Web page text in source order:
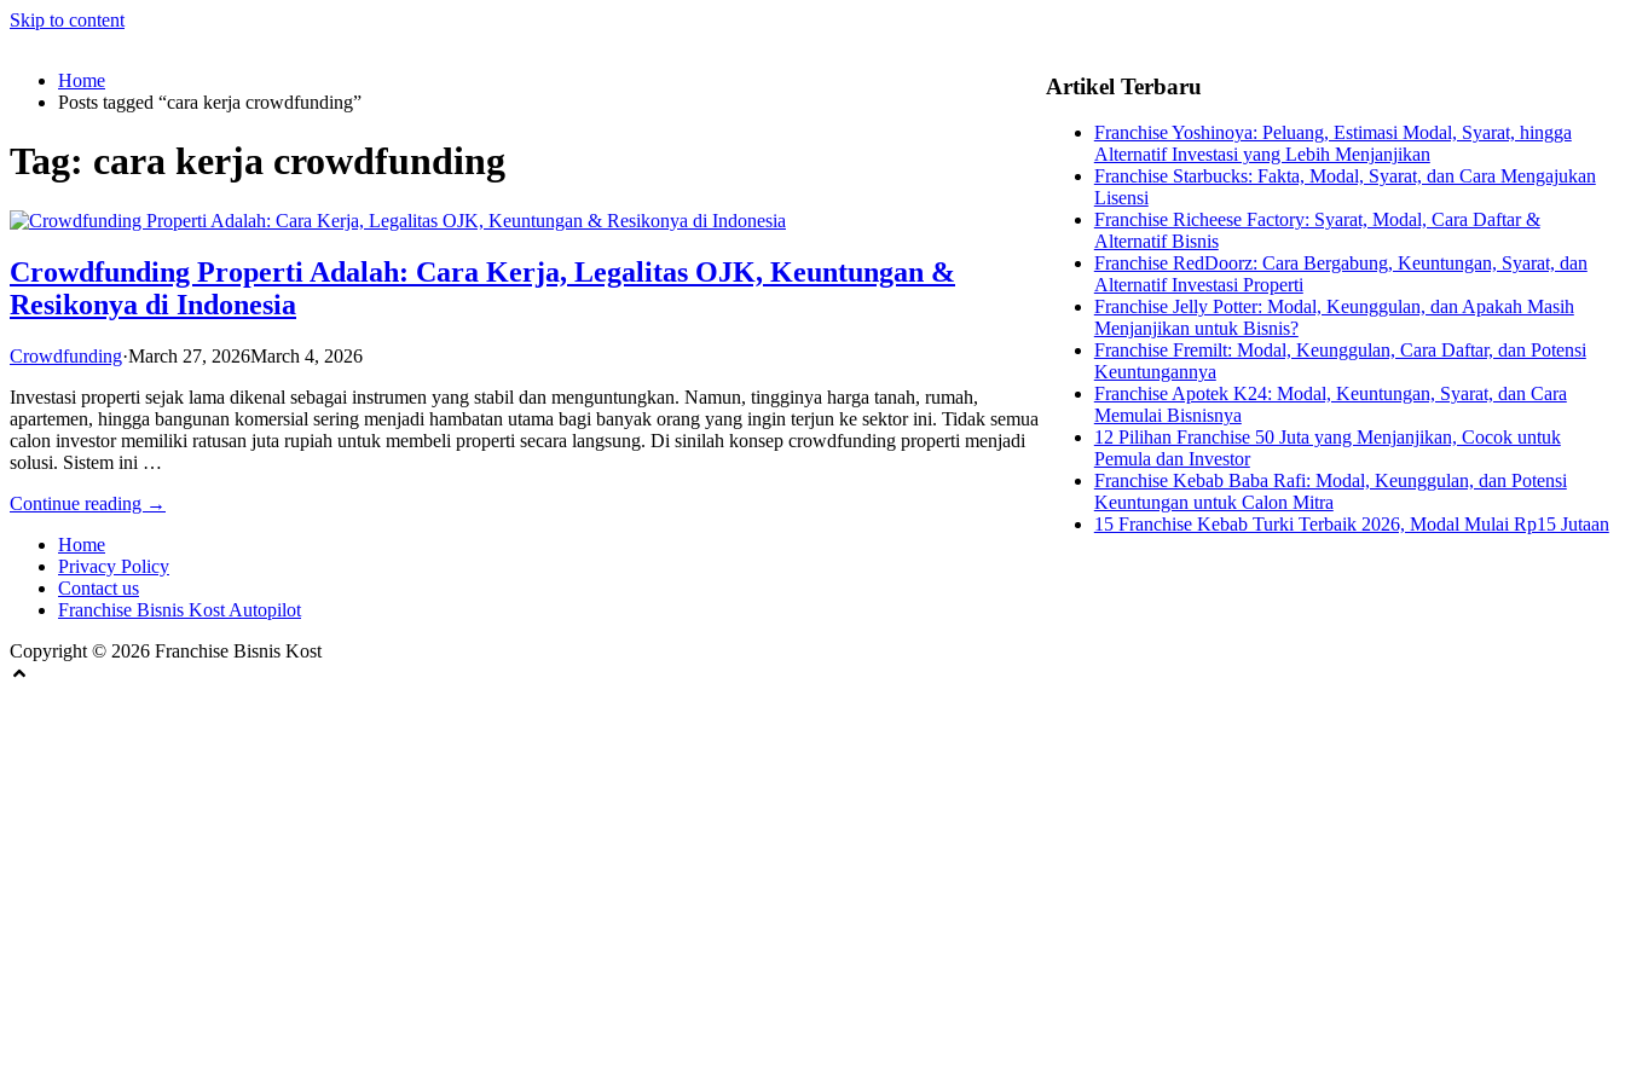
Skip to content
Home
Posts tagged “cara kerja crowdfunding”
Tag: cara kerja crowdfunding
Crowdfunding Properti Adalah: Cara Kerja, Legalitas OJK, Keuntungan &
Resikonya di Indonesia
Crowdfunding·March 27, 2026March 4, 2026
Investasi properti sejak lama dikenal sebagai instrumen yang stabil dan menguntungkan. Namun, tingginya harga tanah, rumah,
apartemen, hingga bangunan komersial sering menjadi hambatan utama bagi banyak orang yang ingin terjun ke sektor ini. Tidak semua
calon investor memiliki ratusan juta rupiah untuk membeli properti secara langsung. Di sinilah konsep crowdfunding properti menjadi
solusi. Sistem ini …
Continue reading →
Artikel Terbaru
Franchise Yoshinoya: Peluang, Estimasi Modal, Syarat, hingga
Alternatif Investasi yang Lebih Menjanjikan
Franchise Starbucks: Fakta, Modal, Syarat, dan Cara Mengajukan
Lisensi
Franchise Richeese Factory: Syarat, Modal, Cara Daftar &
Alternatif Bisnis
Franchise RedDoorz: Cara Bergabung, Keuntungan, Syarat, dan
Alternatif Investasi Properti
Franchise Jelly Potter: Modal, Keunggulan, dan Apakah Masih
Menjanjikan untuk Bisnis?
Franchise Fremilt: Modal, Keunggulan, Cara Daftar, dan Potensi
Keuntungannya
Franchise Apotek K24: Modal, Keuntungan, Syarat, dan Cara
Memulai Bisnisnya
12 Pilihan Franchise 50 Juta yang Menjanjikan, Cocok untuk
Pemula dan Investor
Franchise Kebab Baba Rafi: Modal, Keunggulan, dan Potensi
Keuntungan untuk Calon Mitra
15 Franchise Kebab Turki Terbaik 2026, Modal Mulai Rp15 Jutaan
Home
Privacy Policy
Contact us
Franchise Bisnis Kost Autopilot
Copyright © 2026 Franchise Bisnis Kost